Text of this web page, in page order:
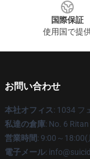
国際保証
使用国で提
お問い合わせ
本社オフィス: 1034 フ
私達の倉庫: No. 6
営業時間: 9:00～18:00(
電子メール: